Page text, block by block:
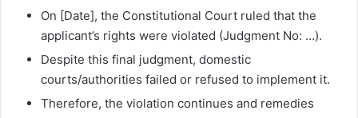
On [Date], the Constitutional Court ruled that the
applicant’s rights were violated (Judgment No: …).
Despite this final judgment, domestic
courts/authorities failed or refused to implement it.
Therefore, the violation continues and remedies